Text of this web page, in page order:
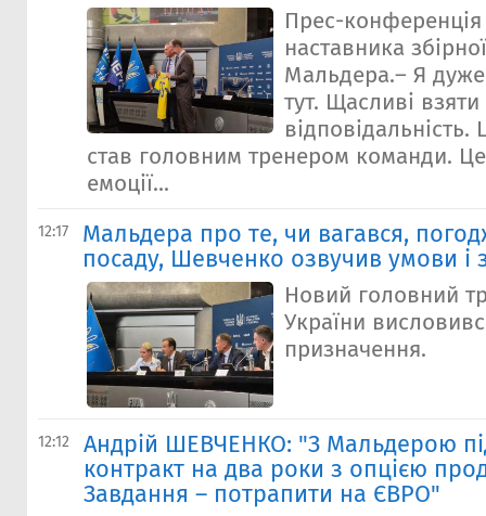
Прес-
наставника
Мальдера.– Я
тут. Щасливі
став головним тренером команди.
емоції...
12:17
Мальдера про те, чи вагався,
посаду, Шевченко озвучив умови і
Новий головний
України
призначення.
12:12
Андрій ШЕВЧЕНКО: "З Мальдерою
контракт на два роки з опцією
Завдання – потрапити на ЄВРО"